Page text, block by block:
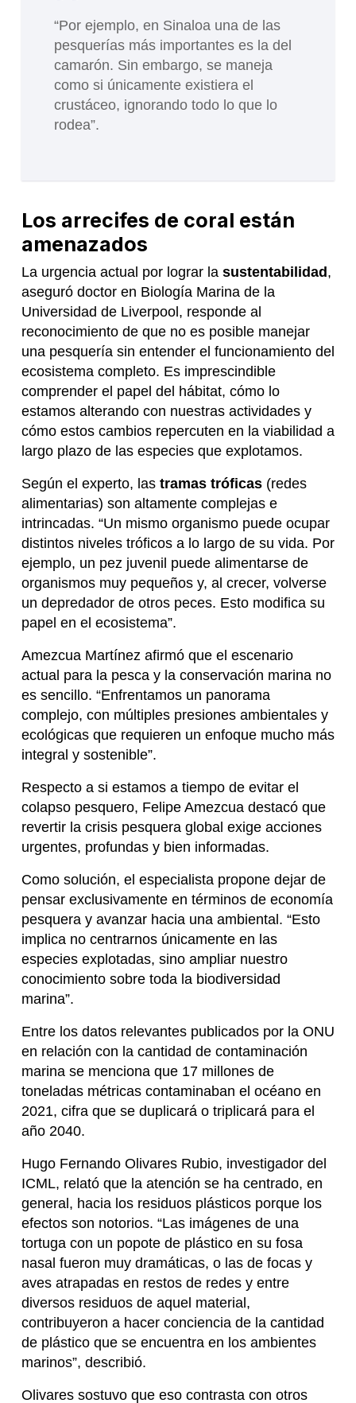
“Por ejemplo, en Sinaloa una de las
pesquerías más importantes es la del
camarón. Sin embargo, se maneja
como si únicamente existiera el
crustáceo, ignorando todo lo que lo
rodea”.
Los arrecifes de coral están
amenazados
La urgencia actual por lograr la sustentabilidad,
aseguró doctor en Biología Marina de la
Universidad de Liverpool, responde al
reconocimiento de que no es posible manejar
una pesquería sin entender el funcionamiento del
ecosistema completo. Es imprescindible
comprender el papel del hábitat, cómo lo
estamos alterando con nuestras actividades y
cómo estos cambios repercuten en la viabilidad a
largo plazo de las especies que explotamos.
Según el experto, las tramas tróficas(redes
alimentarias) son altamente complejas e
intrincadas. “Un mismo organismo puede ocupar
distintos niveles tróficos a lo largo de su vida. Por
ejemplo, un pez juvenil puede alimentarse de
organismos muy pequeños y, al crecer, volverse
un depredador de otros peces. Esto modifica su
papel en el ecosistema”.
Amezcua Martínez afirmó que el escenario
actual para la pesca y la conservación marina no
es sencillo. “Enfrentamos un panorama
complejo, con múltiples presiones ambientales y
ecológicas que requieren un enfoque mucho más
integral y sostenible”.
Respecto a si estamos a tiempo de evitar el
colapso pesquero, Felipe Amezcua destacó que
revertir la crisis pesquera global exige acciones
urgentes, profundas y bien informadas.
Como solución, el especialista propone dejar de
pensar exclusivamente en términos de economía
pesquera y avanzar hacia una ambiental. “Esto
implica no centrarnos únicamente en las
especies explotadas, sino ampliar nuestro
conocimiento sobre toda la biodiversidad
marina”.
Entre los datos relevantes publicados por la ONU
en relación con la cantidad de contaminación
marina se menciona que 17 millones de
toneladas métricas contaminaban el océano en
2021, cifra que se duplicará o triplicará para el
año 2040.
Hugo Fernando Olivares Rubio, investigador del
ICML, relató que la atención se ha centrado, en
general, hacia los residuos plásticos porque los
efectos son notorios. “Las imágenes de una
tortuga con un popote de plástico en su fosa
nasal fueron muy dramáticas, o las de focas y
aves atrapadas en restos de redes y entre
diversos residuos de aquel material,
contribuyeron a hacer conciencia de la cantidad
de plástico que se encuentra en los ambientes
marinos”, describió.
Olivares sostuvo que eso contrasta con otros